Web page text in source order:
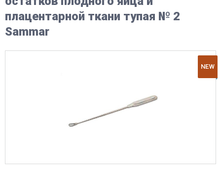
плацентарной ткани тупая № 2
Sammar
NEW